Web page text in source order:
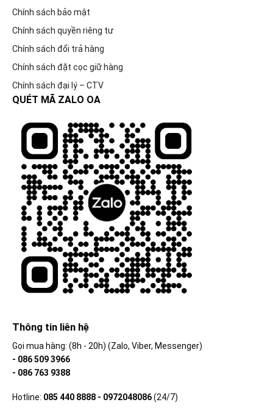
Chính sách bảo mật
Chính sách quyền riêng tư
Chính sách đổi trả hàng
Chính sách đặt cọc giữ hàng
Chính sách đại lý – CTV
QUÉT MÃ ZALO OA
Thông tin liên hệ
Gọi mua hàng: (8h - 20h) (Zalo, Viber, Messenger)
- 086 509 3966
- 086 763 9388
Hotline: 085 440 8888 - 0972048086(24/7)